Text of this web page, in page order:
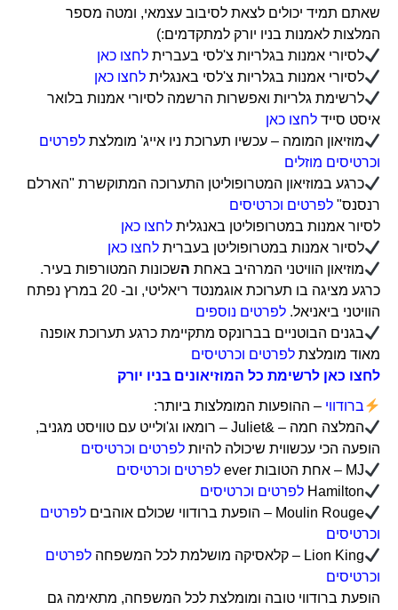
שאתם תמיד יכולים לצאת לסיבוב עצמאי, ומטה מספר
המלצות לאמנות בניו יורק למתקדמים:)
לסיורי אמנות בגלריות צ'לסי בעבריתלחצו כאן
לסיורי אמנות בגלריות צ'לסי באנגליתלחצו כאן
לרשימת גלריות ואפשרות הרשמה לסיורי אמנות בלואר
איסט סייד לחצו כאן
מוזיאון המומה – עכשיו תערוכת ניו אייג' מומלצתלפרטים
וכרטיסים מוזלים
כרגע במוזיאון המטרופוליטן התערוכה המתוקשרת "הארלם
רנסנס" לפרטים וכרטיסים
לסיור אמנות במטרופוליטן באנגלית לחצו כאן
לסיור אמנות במטרופוליטן בעבריתלחצו כאן
מוזיאון הוויטני המרהיב באחת השכונות המטורפות בעיר.
כרגע מציגה בו תערוכת אוגמנטד ריאליטי, וב- 20 במרץ נפתח
הוויטני ביאניאל. לפרטים נוספים
בגנים הבוטניים בברונקס מתקיימת כרגע תערוכת אופנה
מאוד מומלצת לפרטים וכרטיסים
לחצו כאן לרשימת כל המוזיאונים בניו יורק
ברודווי – ההופעות המומלצות ביותר:
המלצה חמה – &Juliet – רומאו וג'ולייט עם טוויסט מגניב,
הופעה הכי עכשווית שיכולה להיות לפרטים וכרטיסים
MJ – אחת הטובות ever
לפרטים וכרטיסים
Hamilton לפרטים וכרטיסים
Moulin Rouge – הופעת ברודווי שכולם אוהבים
לפרטים
וכרטיסים
Lion King – קלאסיקה מושלמת לכל המשפחה
לפרטים
וכרטיסים
הופעת ברודווי טובה ומומלצת לכל המשפחה, מתאימה גם